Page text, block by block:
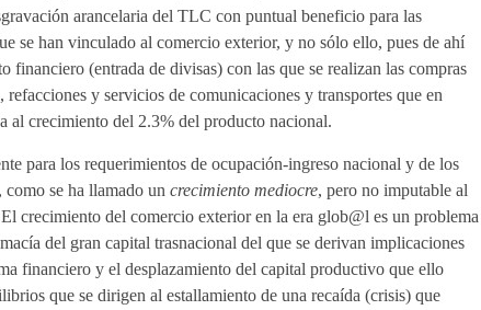
arancelaria del TLC con puntual beneficio para las
se han vinculado al comercio exterior, y no sólo ello, pues de ahí
financiero (entrada de divisas) con las que se realizan las compras
y servicios de comunicaciones y transportes que en
al crecimiento del 2.3% del producto nacional.
para los requerimientos de ocupación-ingreso nacional y de los
se ha llamado un crecimiento mediocre, pero no imputable al
crecimiento del comercio exterior en la era glob@l es un problema
del gran capital trasnacional del que se derivan implicaciones
financiero y el desplazamiento del capital productivo que ello
que se dirigen al estallamiento de una recaída (crisis) que